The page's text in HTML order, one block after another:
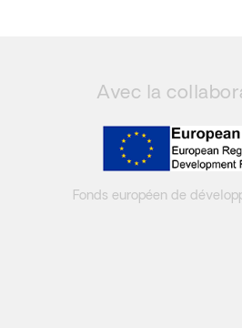
Avec la
Fonds européen de